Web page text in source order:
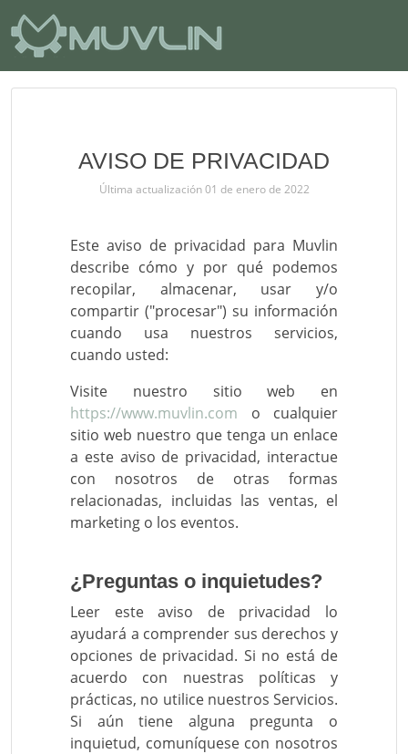
AVISO DE PRIVACIDAD
Última actualización 01 de enero de 2022
Este aviso de privacidad para Muvlin
describe cómo y por qué podemos
recopilar, almacenar, usar y/o
compartir ("procesar") su información
cuando usa nuestros servicios,
cuando usted:
Visite nuestro sitio web en
https://www.muvlin.com o cualquier
sitio web nuestro que tenga un enlace
a este aviso de privacidad, interactue
con nosotros de otras formas
relacionadas, incluidas las ventas, el
marketing o los eventos.
¿Preguntas o inquietudes?
Leer este aviso de privacidad lo
ayudará a comprender sus derechos y
opciones de privacidad. Si no está de
acuerdo con nuestras políticas y
prácticas, no utilice nuestros Servicios.
Si aún tiene alguna pregunta o
inquietud, comuníquese con nosotros